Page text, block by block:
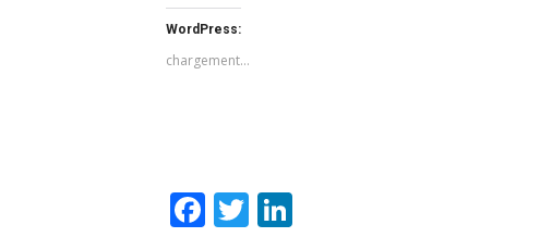
WordPress:
chargement…
Facebook
Twitter